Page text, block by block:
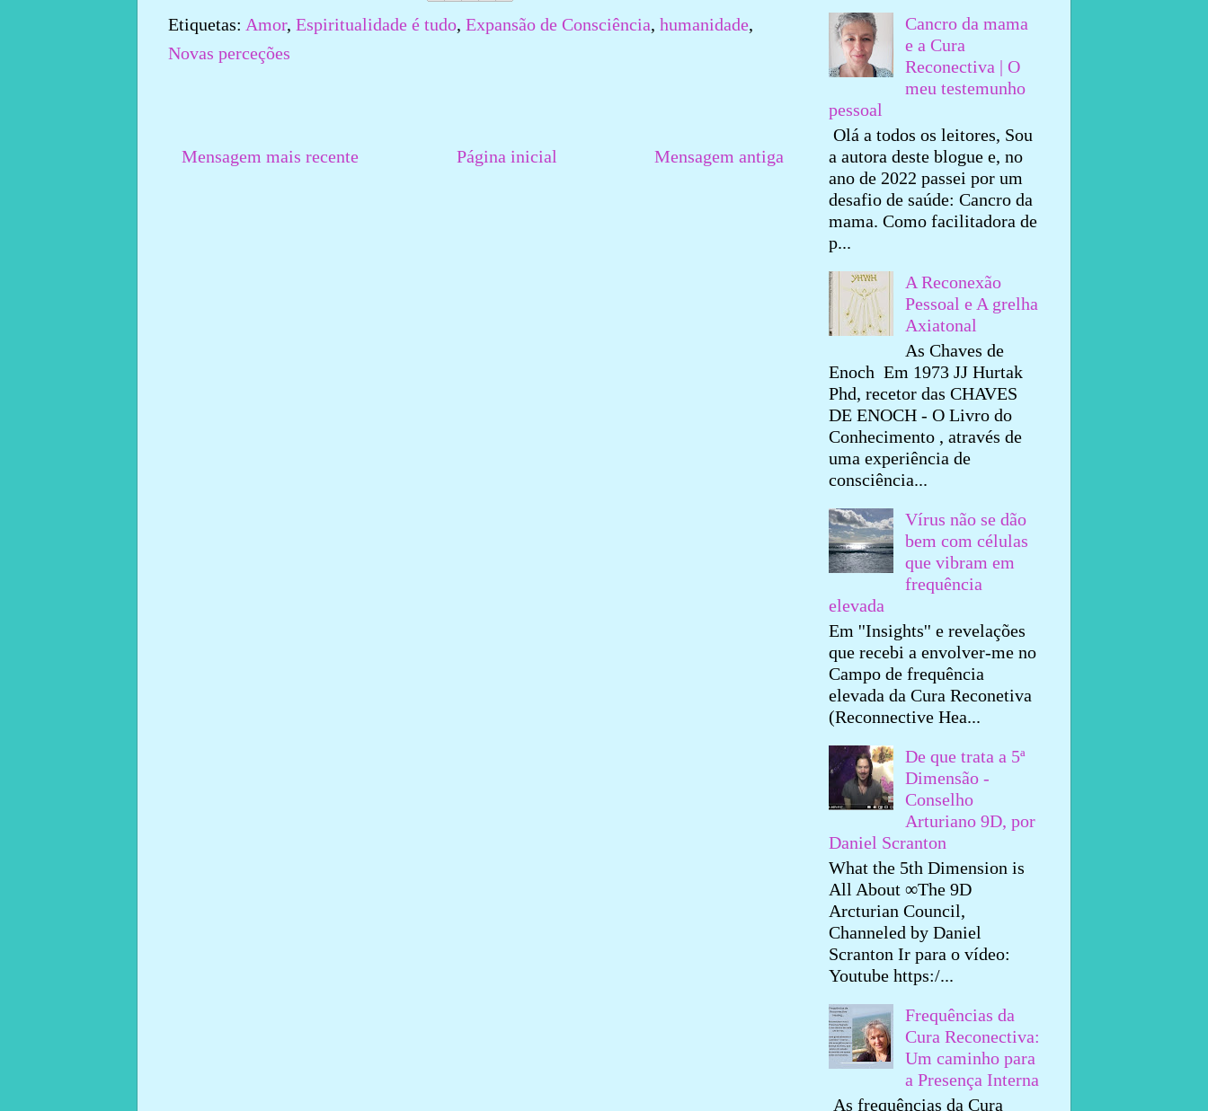
Etiquetas: Amor, Espiritualidade é tudo, Expansão de Consciência, humanidade,
Novas perceções
Mensagem mais recente Mensagem antiga
Página inicial
Cancro da mama
e a Cura
Reconectiva | O
meu testemunho
pessoal
Olá a todos os leitores, Sou
a autora deste blogue e, no
ano de 2022 passei por um
desafio de saúde: Cancro da
mama. Como facilitadora de
p...
A Reconexão
Pessoal e A grelha
Axiatonal
As Chaves de
Enoch Em 1973 JJ Hurtak
Phd, recetor das CHAVES
DE ENOCH - O Livro do
Conhecimento , através de
uma experiência de
consciência...
Vírus não se dão
bem com células
que vibram em
frequência
elevada
Em ''Insights'' e revelações
que recebi a envolver-me no
Campo de frequência
elevada da Cura Reconetiva
(Reconnective Hea...
De que trata a 5ª
Dimensão -
Conselho
Arturiano 9D, por
Daniel Scranton
What the 5th Dimension is
All About ∞The 9D
Arcturian Council,
Channeled by Daniel
Scranton Ir para o vídeo:
Youtube https:/...
Frequências da
Cura Reconectiva:
Um caminho para
a Presença Interna
As frequências da Cura